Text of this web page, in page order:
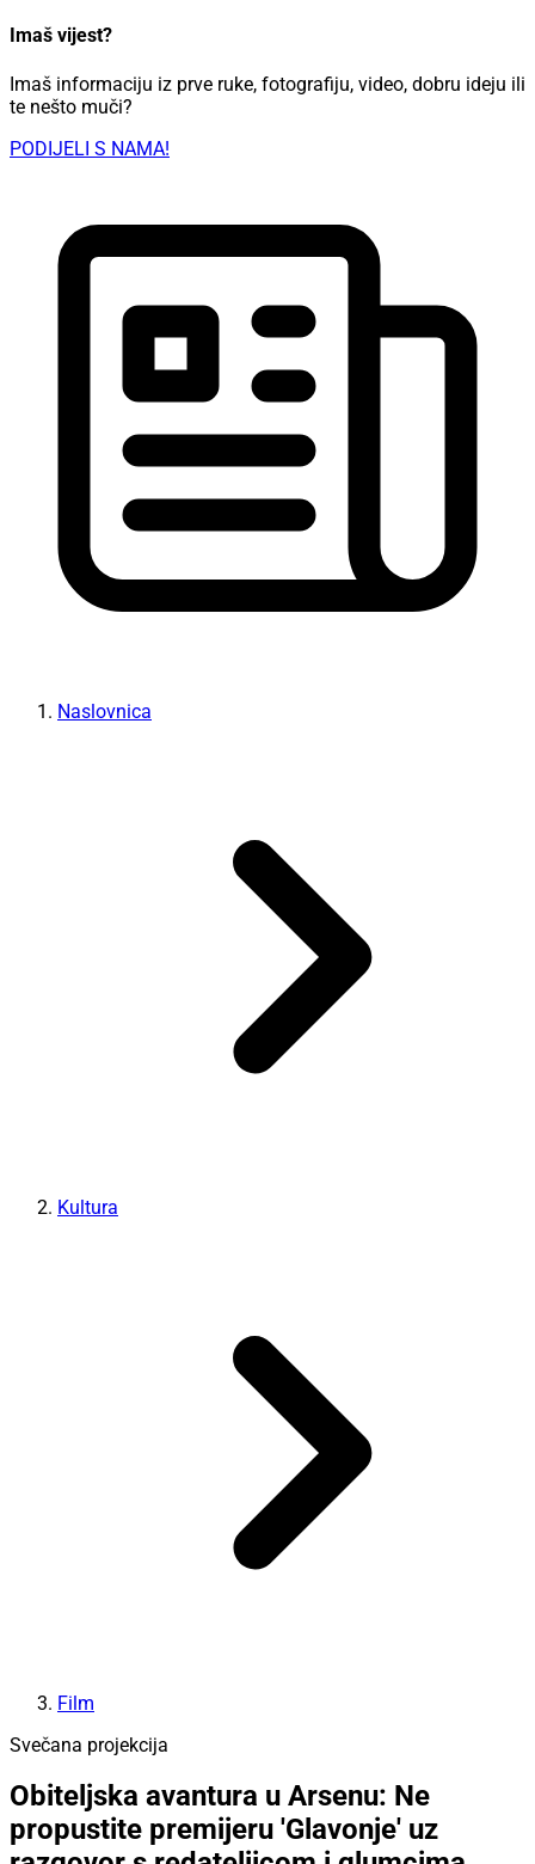
Imaš vijest?
Imaš informaciju iz prve ruke, fotografiju, video, dobru ideju ili
te nešto muči?
PODIJELI S NAMA!
Naslovnica
Kultura
Film
Svečana projekcija
Obiteljska avantura u Arsenu: Ne
propustite premijeru 'Glavonje' uz